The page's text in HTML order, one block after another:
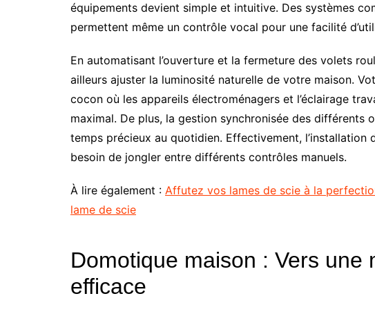
équipements devient simple et intuitive. Des systèmes
permettent même un contrôle vocal pour une facilité
En automatisant l’ouverture et la fermeture des volets
ailleurs ajuster la luminosité naturelle de votre maison.
cocon où les appareils électroménagers et l’éclairage
maximal. De plus, la gestion synchronisée des différents
temps précieux au quotidien. Effectivement, l’installation
besoin de jongler entre différents contrôles manuels.
À lire également : Affutez vos lames de scie à la
lame de scie
Domotique maison : Vers une
efficace